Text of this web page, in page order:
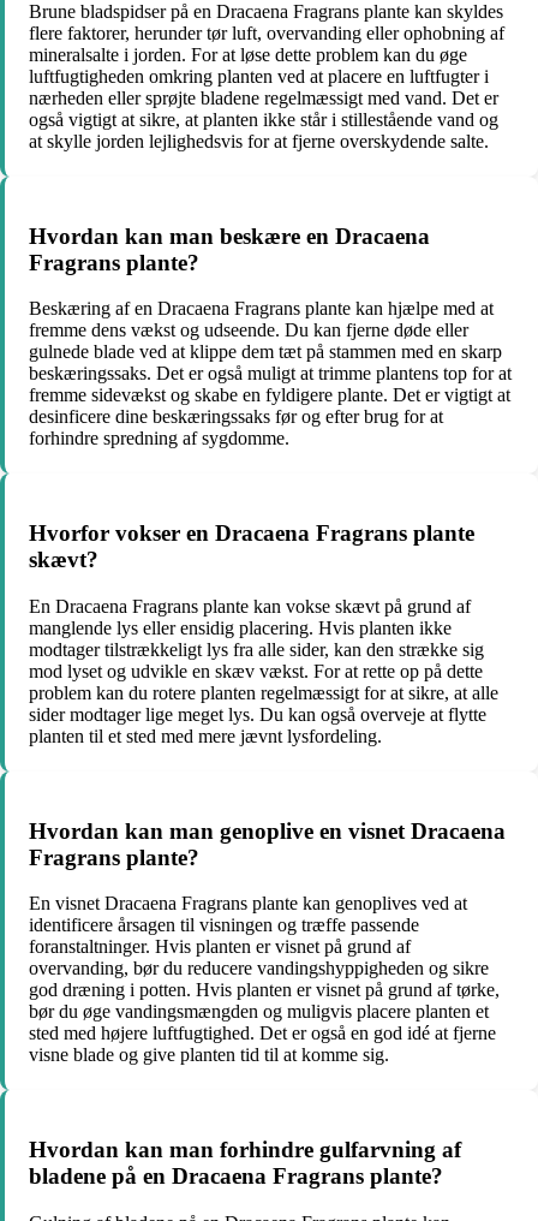
Brune bladspidser på en Dracaena Fragrans plante kan skyldes
flere faktorer, herunder tør luft, overvanding eller ophobning af
mineralsalte i jorden. For at løse dette problem kan du øge
luftfugtigheden omkring planten ved at placere en luftfugter i
nærheden eller sprøjte bladene regelmæssigt med vand. Det er
også vigtigt at sikre, at planten ikke står i stillestående vand og
at skylle jorden lejlighedsvis for at fjerne overskydende salte.
Hvordan kan man beskære en Dracaena
Fragrans plante?
Beskæring af en Dracaena Fragrans plante kan hjælpe med at
fremme dens vækst og udseende. Du kan fjerne døde eller
gulnede blade ved at klippe dem tæt på stammen med en skarp
beskæringssaks. Det er også muligt at trimme plantens top for at
fremme sidevækst og skabe en fyldigere plante. Det er vigtigt at
desinficere dine beskæringssaks før og efter brug for at
forhindre spredning af sygdomme.
Hvorfor vokser en Dracaena Fragrans plante
skævt?
En Dracaena Fragrans plante kan vokse skævt på grund af
manglende lys eller ensidig placering. Hvis planten ikke
modtager tilstrækkeligt lys fra alle sider, kan den strække sig
mod lyset og udvikle en skæv vækst. For at rette op på dette
problem kan du rotere planten regelmæssigt for at sikre, at alle
sider modtager lige meget lys. Du kan også overveje at flytte
planten til et sted med mere jævnt lysfordeling.
Hvordan kan man genoplive en visnet Dracaena
Fragrans plante?
En visnet Dracaena Fragrans plante kan genoplives ved at
identificere årsagen til visningen og træffe passende
foranstaltninger. Hvis planten er visnet på grund af
overvanding, bør du reducere vandingshyppigheden og sikre
god dræning i potten. Hvis planten er visnet på grund af tørke,
bør du øge vandingsmængden og muligvis placere planten et
sted med højere luftfugtighed. Det er også en god idé at fjerne
visne blade og give planten tid til at komme sig.
Hvordan kan man forhindre gulfarvning af
bladene på en Dracaena Fragrans plante?